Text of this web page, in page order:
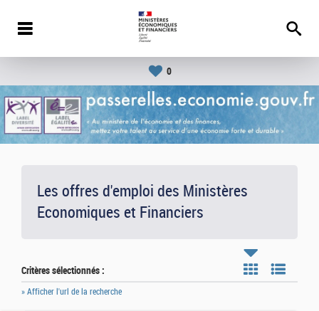
0
Les offres d'emploi des Ministères
Economiques et Financiers
Critères sélectionnés :
» Afficher l'url de la recherche